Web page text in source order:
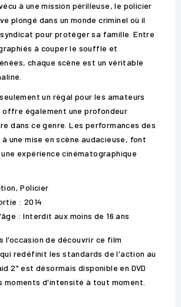
à une mission périlleuse, le policier
plongé dans un monde criminel où il
pour protéger sa famille. Entre
à couper le souffle et
chaque scène est un véritable
un régal pour les amateurs
offre également une profondeur
dans ce genre. Les performances des
une mise en scène audacieuse, font
expérience cinématographique
Policier
: 2014
: Interdit aux moins de 16 ans
l'occasion de découvrir ce film
redéfinit les standards de l'action au
2" est désormais disponible en DVD
moments d'intensité à tout moment.